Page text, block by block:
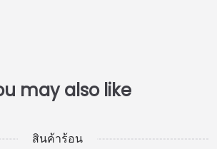
สินค้าร้อน